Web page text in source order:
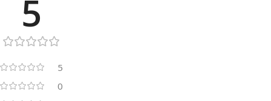
5
5
0